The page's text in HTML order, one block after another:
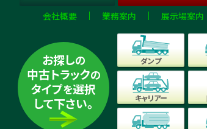
会社概要 業務案内 展示場案内
お探しの
中古トラックの
タイプを選択
して下さい。
ダンプ
キャリアー